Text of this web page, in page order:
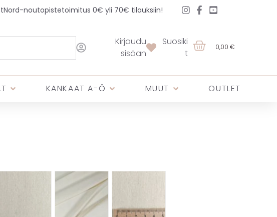
noutopistetoimitus 0€ yli 70€ tilauksiin!
Kirjaudu
sisään
Suosiki
t
0,00 €
KANKAAT A-Ö MUUT OUTLET